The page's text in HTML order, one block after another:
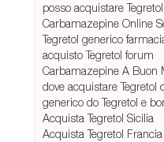
posso acquistare
Carbamazepine Online
Tegretol generico
acquisto Tegretol forum
Carbamazepine A Buon
dove acquistare Tegretol
generico do Tegretol e
Acquista Tegretol Sicilia
Acquista Tegretol Francia